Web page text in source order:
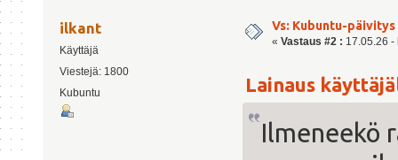
ilkant
Käyttäjä
Viestejä: 1800
Kubuntu
Vs: Kubuntu-päivitys
« Vastaus #2 : 17.05.26 -
Lainaus
Ilmeneekö